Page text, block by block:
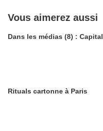
Vous aimerez aussi
Dans les médias (8) : Capital
Rituals cartonne à Paris